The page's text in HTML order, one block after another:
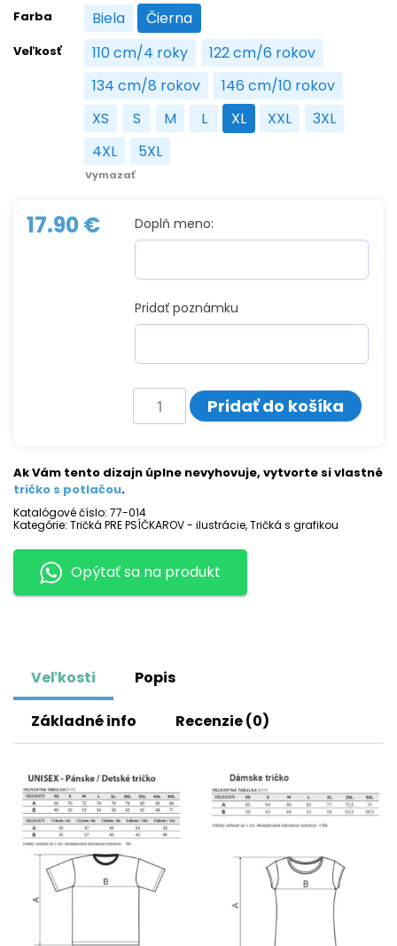
Farba Biela
Biela Čierna
Čierna
Veľkosť 110 cm/4 roky
110 cm/4 roky122 cm/6 rokov
122 cm/6 rokov
134 cm/8 rokov
134 cm/8 rokov146 cm/10 rokov
146 cm/10 rokov
XS
XS S
S M
M LL XL
XL XXL
XXL 3XL
3XL
4XL
4XL 5XL
5XL
Vymazať
17.90€ Doplň meno:
Pridať poznámku
množstvo
Tričko
s
Pridať do košíka
Ak Vám tento dizajn úplne nevyhovuje, vytvorte si vlastné
tričko s potlačou.
Katalógové číslo: 77-014
Kategórie: Tričká PRE PSÍČKAROV - ilustrácie,Tričká s grafikou
Opýtať sa na produkt
Veľkosti Popis
Základné info Recenzie (0)